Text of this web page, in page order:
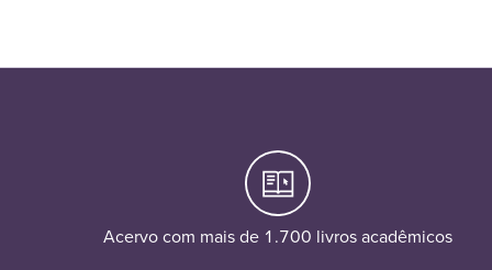
Acervo com mais de 1.700 livros acadêmicos